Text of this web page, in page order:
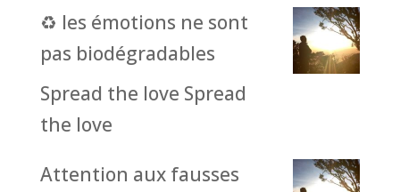
♻️ les émotions ne sont
pas biodégradables
Spread the love Spread
the love
Attention aux fausses